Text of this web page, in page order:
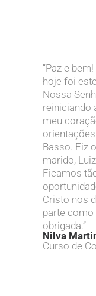
“Paz e
hoje foi
Nossa
reiniciando
meu
Basso. Fiz
marido,
Ficamos
Cristo nos
parte
obrigada.”
Nilva
Curso de